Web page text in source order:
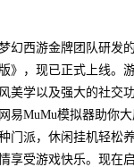
幻西游金牌团队研发
》，现已正式上线。
美学以及强大的社交
易MuMu模拟器助你
门派，休闲挂机轻松
享受游戏快乐。现在